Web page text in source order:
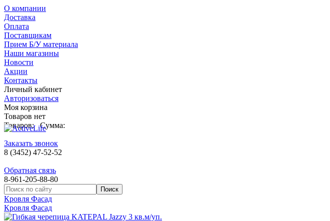
О компании
Доставка
Оплата
Поставщикам
Прием Б/У материала
Наши магазины
Новости
Акции
Контакты
Личный кабинет
Авторизоваться
Моя корзина
Товаров нет
Товаров: Сумма:
Заказать звонок
8 (3452) 47-52-52
Обратная связь
8-961-205-88-80
Кровля Фасад
Кровля Фасад